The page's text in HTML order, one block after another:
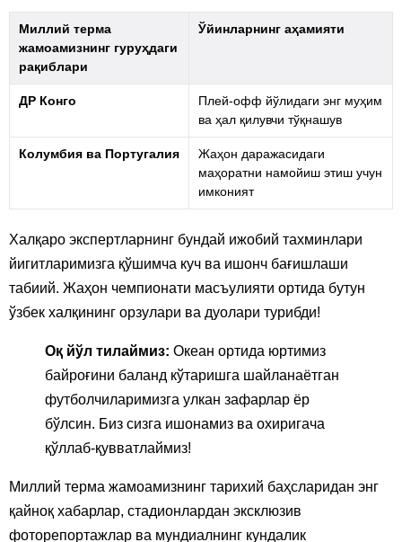
Миллий терма
жамоамизнинг гуруҳдаги
рақиблари
Ўйинларнинг аҳамияти
ДР Конго
Плей-офф йўлидаги энг муҳим
ва ҳал қилувчи тўқнашув
Колумбия ва Португалия
Жаҳон даражасидаги
маҳоратни намойиш этиш учун
имконият
Халқаро экспертларнинг бундай ижобий тахминлари
йигитларимизга қўшимча куч ва ишонч бағишлаши
табиий. Жаҳон чемпионати масъулияти ортида бутун
ўзбек халқининг орзулари ва дуолари турибди!
Оқ йўл тилаймиз: Океан ортида юртимиз
байроғини баланд кўтаришга шайланаётган
футболчиларимизга улкан зафарлар ёр
бўлсин. Биз сизга ишонамиз ва охиригача
қўллаб-қувватлаймиз!
Миллий терма жамоамизнинг тарихий баҳсларидан энг
қайноқ хабарлар, стадионлардан эксклюзив
фоторепортажлар ва мундиалнинг кундалик